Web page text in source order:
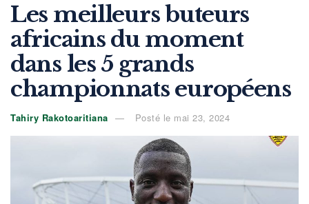
Les meilleurs buteurs
africains du moment
dans les 5 grands
championnats européens
Tahiry Rakotoaritiana Posté le mai 23, 2024